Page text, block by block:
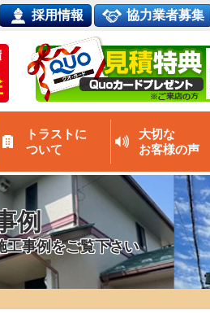
採用情報 協力業者募集
トラストに
ついて
大切な
お客様の声
例
工事例をご覧下さい